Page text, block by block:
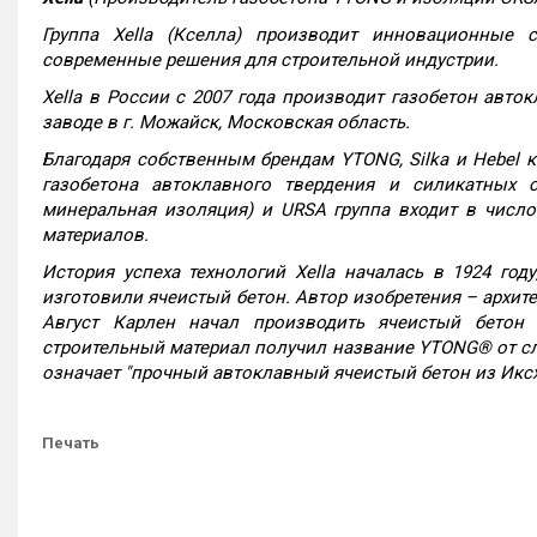
Группа Xella (Кселла) производит инновационные
современные решения для строительной индустрии.
Xella в России с 2007 года производит газобетон
заводе в г. Можайск, Московская область.
Благодаря собственным брендам YTONG, Silka и
газобетона автоклавного твердения и
минеральная изоляция) и URSA группа входит в
материалов.
История успеха технологий Xella началась в 1924
изготовили ячеистый бетон. Автор изобретения –
Август Карлен начал производить ячеистый
строительный материал получил название YTONG® от
означает "прочный автоклавный ячеистый бетон из
Печать